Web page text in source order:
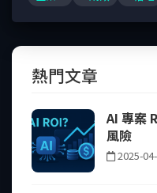
熱門文章
AI 專案
風險
2025-